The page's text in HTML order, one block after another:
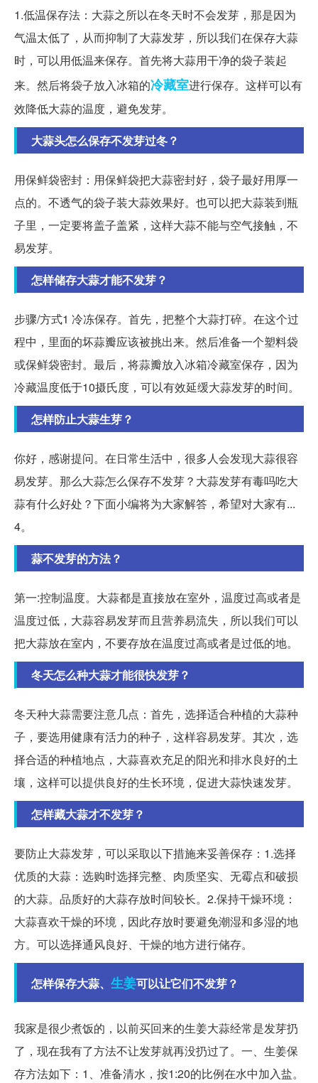
1.低温保存法：大蒜之所以在冬天时不会发芽，那是因为
气温太低了，从而抑制了大蒜发芽，所以我们在保存大蒜
时，可以用低温来保存。首先将大蒜用干净的袋子装起
来。然后将袋子放入冰箱的冷藏室进行保存。这样可以有
效降低大蒜的温度，避免发芽。
大蒜头怎么保存不发芽过冬？
用保鲜袋密封：用保鲜袋把大蒜密封好，袋子最好用厚一
点的。不透气的袋子装大蒜效果好。也可以把大蒜装到瓶
子里，一定要将盖子盖紧，这样大蒜不能与空气接触，不
易发芽。
怎样储存大蒜才能不发芽？
步骤/方式1 冷冻保存。首先，把整个大蒜打碎。在这个过
程中，里面的坏蒜瓣应该被挑出来。然后准备一个塑料袋
或保鲜袋密封。最后，将蒜瓣放入冰箱冷藏室保存，因为
冷藏温度低于10摄氏度，可以有效延缓大蒜发芽的时间。
怎样防止大蒜生芽？
你好，感谢提问。在日常生活中，很多人会发现大蒜很容
易发芽。那么大蒜怎么保存不发芽？大蒜发芽有毒吗吃大
蒜有什么好处？下面小编将为大家解答，希望对大家有...
4。
蒜不发芽的方法？
第一:控制温度。大蒜都是直接放在室外，温度过高或者是
温度过低，大蒜容易发芽而且营养易流失，所以我们可以
把大蒜放在室内，不要存放在温度过高或者是过低的地。
冬天怎么种大蒜才能很快发芽？
冬天种大蒜需要注意几点：首先，选择适合种植的大蒜种
子，要选用健康有活力的种子，这样容易发芽。其次，选
择合适的种植地点，大蒜喜欢充足的阳光和排水良好的土
壤，这样可以提供良好的生长环境，促进大蒜快速发芽。
怎样藏大蒜才不发芽？
要防止大蒜发芽，可以采取以下措施来妥善保存：1.选择
优质的大蒜：选购时选择完整、肉质坚实、无霉点和破损
的大蒜。品质好的大蒜存放时间较长。2.保持干燥环境：
大蒜喜欢干燥的环境，因此存放时要避免潮湿和多湿的地
方。可以选择通风良好、干燥的地方进行储存。
怎样保存大蒜、 生姜可以让它们不发芽？
我家是很少煮饭的，以前买回来的生姜大蒜经常是发芽扔
了，现在我有了方法不让发芽就再没扔过了。一、生姜保
存方法如下：1、准备清水，按1:20的比例在水中加入盐。